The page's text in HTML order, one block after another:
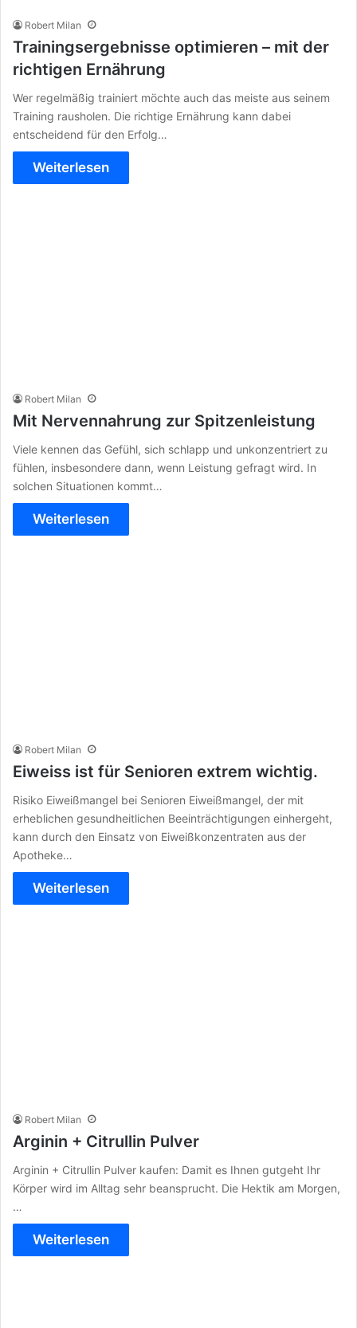
Robert Milan
Trainingsergebnisse optimieren – mit der
richtigen Ernährung
Wer regelmäßig trainiert möchte auch das meiste aus seinem
Training rausholen. Die richtige Ernährung kann dabei
entscheidend für den Erfolg…
Weiterlesen
Robert Milan
Mit Nervennahrung zur Spitzenleistung
Viele kennen das Gefühl, sich schlapp und unkonzentriert zu
fühlen, insbesondere dann, wenn Leistung gefragt wird. In
solchen Situationen kommt…
Weiterlesen
Robert Milan
Eiweiss ist für Senioren extrem wichtig.
Risiko Eiweißmangel bei Senioren Eiweißmangel, der mit
erheblichen gesundheitlichen Beeinträchtigungen einhergeht,
kann durch den Einsatz von Eiweißkonzentraten aus der
Apotheke…
Weiterlesen
Robert Milan
Arginin + Citrullin Pulver
Arginin + Citrullin Pulver kaufen: Damit es Ihnen gutgeht Ihr
Körper wird im Alltag sehr beansprucht. Die Hektik am Morgen,
…
Weiterlesen